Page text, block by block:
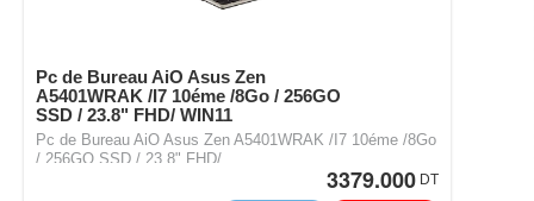
Pc de Bureau AiO Asus Zen
A5401WRAK /I7 10éme /8Go / 256GO
SSD / 23.8" FHD/ WIN11
Pc de Bureau AiO Asus Zen A5401WRAK /I7 10éme /8Go
/ 256GO SSD / 23.8" FHD/…
3379.000 DT